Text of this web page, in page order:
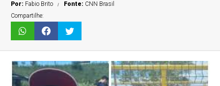
Por: Fabio Brito Fonte: CNN Brasil
Compartilhe: